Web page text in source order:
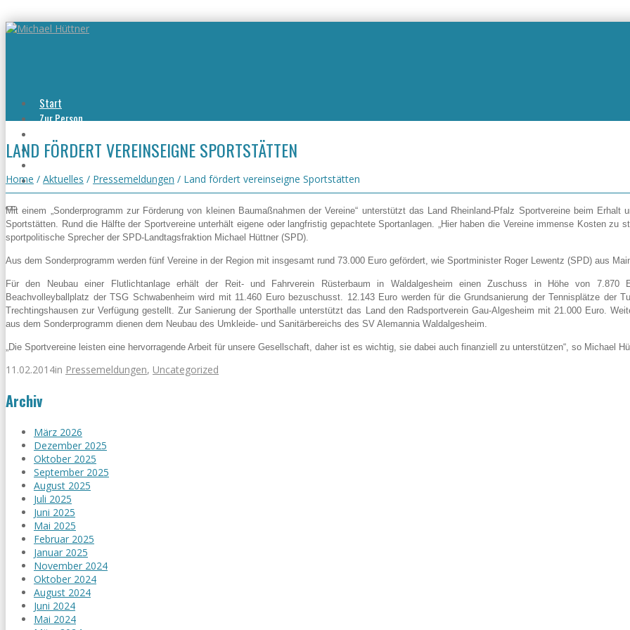
Start
Zur Person
Viel erreicht
Kontakt
LAND FÖRDERT VEREINSEIGNE SPORTSTÄTTEN
Home / Aktuelles / Pressemeldungen / Land fördert vereinseigne Sportstätten
Mit einem „Sonderprogramm zur Förderung von kleinen Baumaßnahmen der Vereine“ unterstützt das Land Rheinland-Pfalz Sportvereine beim Erhalt
Sportstätten. Rund die Hälfte der Sportvereine unterhält eigene oder langfristig gepachtete Sportanlagen. „Hier haben die Vereine immense Kosten zu
sportpolitische Sprecher der SPD-Landtagsfraktion Michael Hüttner (SPD).
Aus dem Sonderprogramm werden fünf Vereine in der Region mit insgesamt rund 73.000 Euro gefördert, wie Sportminister Roger Lewentz (SPD) aus
Für den Neubau einer Flutlichtanlage erhält der Reit- und Fahrverein Rüsterbaum in Waldalgesheim einen Zuschuss in Höhe von 7.870
Beachvolleyballplatz der TSG Schwabenheim wird mit 11.460 Euro bezuschusst. 12.143 Euro werden für die Grundsanierung der Tennisplätze der
Trechtingshausen zur Verfügung gestellt. Zur Sanierung der Sporthalle unterstützt das Land den Radsportverein Gau-Algesheim mit 21.000 Euro.
aus dem Sonderprogramm dienen dem Neubau des Umkleide- und Sanitärbereichs des SV Alemannia Waldalgesheim.
„Die Sportvereine leisten eine hervorragende Arbeit für unsere Gesellschaft, daher ist es wichtig, sie dabei auch finanziell zu unterstützen“, so Michael
11.02.2014in Pressemeldungen, Uncategorized
Archiv
März 2026
Dezember 2025
Oktober 2025
September 2025
August 2025
Juli 2025
Juni 2025
Mai 2025
Februar 2025
Januar 2025
November 2024
Oktober 2024
August 2024
Juni 2024
Mai 2024